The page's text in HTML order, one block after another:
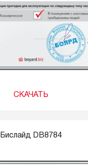
СКАЧАТЬ
Бислайд DB8784